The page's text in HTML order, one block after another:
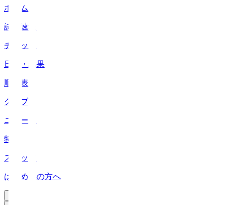
ホーム
試合速報
チケット
日程・結果
順位表
クラブ
ニュース
特集
スタッツ
はじめての方へ